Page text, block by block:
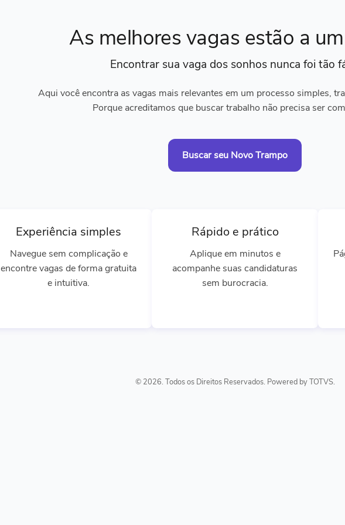
As melhores vagas estão a
Encontrar sua vaga dos sonhos nunca foi tão
Aqui você encontra as vagas mais relevantes em um processo simples,
Porque acreditamos que buscar trabalho não precisa ser
Buscar seu Novo Trampo
Experiência simples
Navegue sem complicação e
encontre vagas de forma gratuita
e intuitiva.
Rápido e prático
Aplique em minutos e
acompanhe suas candidaturas
sem burocracia.
© 2026. Todos os Direitos Reservados. Powered by TOTVS.